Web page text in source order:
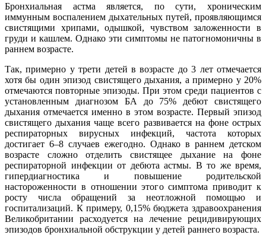
Бронхиальная астма является, по сути, хроническим
иммунным воспалением дыхательных путей, проявляющимся
свистящими хрипами, одышкой, чувством заложенности в
груди и кашлем. Однако эти симптомы не патогномоничны в
раннем возрасте.
Так, примерно у трети детей в возрасте до 3 лет отмечается
хотя бы один эпизод свистящего дыхания, a примерно у 20%
отмечаются повторные эпизоды. При этом среди пациентов с
установленным диагнозом БА до 75% дебют свистящего
дыхания отмечается именно в этом возрасте. Первый эпизод
свистящего дыхания чаще всего развивается на фоне острых
респираторных вирусных инфекций, частота которых
достигает 6–8 случаев ежегодно. Однако в раннем детском
возрасте сложно отделить свистящее дыхание на фоне
респираторной инфекции от дебюта астмы. В то же время,
гипердиагностика и повышение родительской
настороженности в отношении этого симптома приводит к
росту числа обращений за неотложной помощью и
госпитализаций. К примеру, 0,15% бюджета здравоохранения
Великобритании расходуется на лечение рецидивирующих
эпизодов бронхиальной обструкции у детей раннего возраста.